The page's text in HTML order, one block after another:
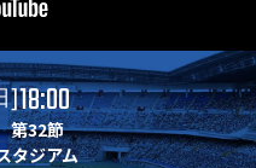
]18:00
第32節
タジアム